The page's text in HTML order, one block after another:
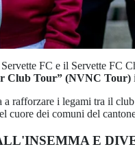
FC e il Servette FC
Club Tour” (NVNC Tour)
a rafforzare i legami tra il
cuore dei comuni del
E